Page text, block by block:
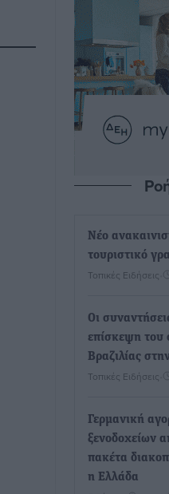
Νέο
τουριστικό
Τοπικές Ειδήσεις
Οι
επίσκεψη του
Βραζιλίας
Τοπικές Ειδήσεις
Γερμανική
ξενοδοχείων
πακέτα
η Ελλάδα